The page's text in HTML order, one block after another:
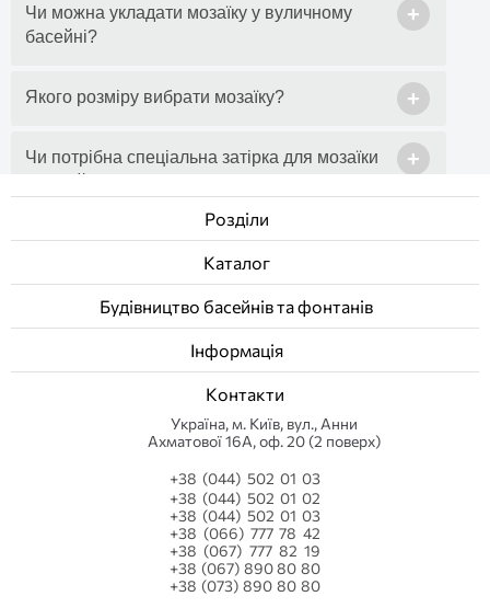
+
Чи можна укладати мозаїку у вуличному
басейні?
+
Якого розміру вибрати мозаїку?
+
Чи потрібна спеціальна затірка для мозаїки
+
Чи слизька мозаїка у вологому стані?
Чи можна відремонтувати пошкоджену
мозаїку?
Скільки часу займає укладання мозаїки у
Розділи
Каталог
Будівництво басейнів та фонтанів
Інформація
Контакти
Українa, м. Київ, вул., Анни
Ахматової 16А, оф. 20 (2 поверх)
+38 (044) 502 01 03
+38 (044) 502 01 02
+38 (044) 502 01 03
+38 (066) 777 78 42
+38 (067) 777 82 19
+38 (067) 890 80 80
+38 (073) 890 80 80